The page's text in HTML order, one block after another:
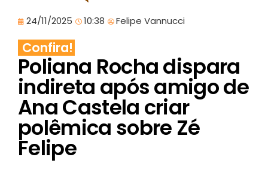
24/11/2025 10:38 Felipe Vannucci
Confira!
Poliana Rocha dispara
indireta após amigo de
Ana Castela criar
polêmica sobre Zé
Felipe